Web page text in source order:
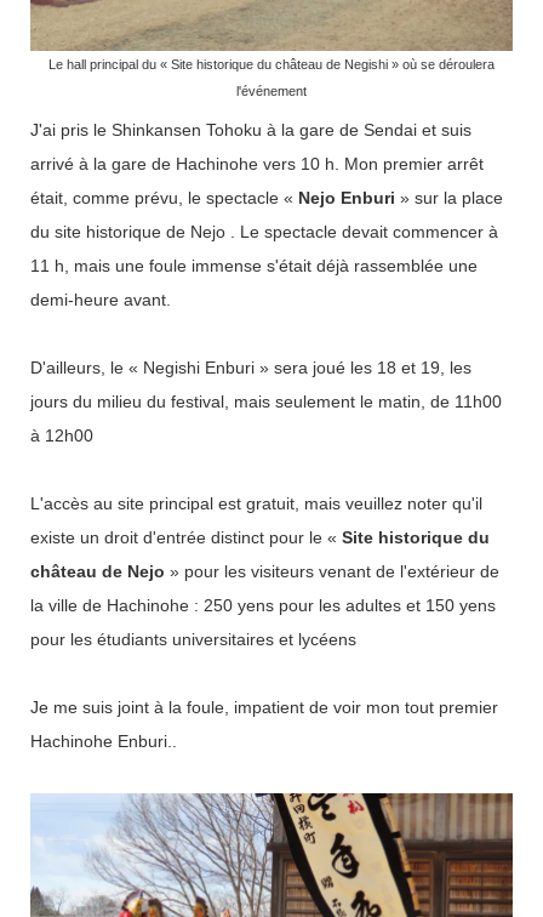
Le hall principal du « Site historique du château de Negishi » où se déroulera
l'événement
J'ai pris le Shinkansen Tohoku à la gare de Sendai et suis
arrivé à la gare de Hachinohe vers 10 h. Mon premier arrêt
était, comme prévu, le spectacle « Nejo Enburi » sur la place
du site historique de Nejo . Le spectacle devait commencer à
11 h, mais une foule immense s'était déjà rassemblée une
demi-heure avant.
D'ailleurs, le « Negishi Enburi » sera joué les 18 et 19, les
jours du milieu du festival, mais seulement le matin, de 11h00
à 12h00
L'accès au site principal est gratuit, mais veuillez noter qu'il
existe un droit d'entrée distinct pour le « Site historique du
château de Nejo » pour les visiteurs venant de l'extérieur de
la ville de Hachinohe : 250 yens pour les adultes et 150 yens
pour les étudiants universitaires et lycéens
Je me suis joint à la foule, impatient de voir mon tout premier
Hachinohe Enburi..